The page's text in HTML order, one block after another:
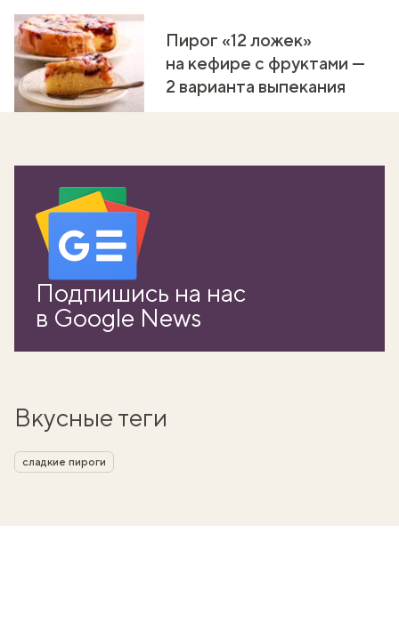
Пирог «12 ложек»
на кефире с фруктами —
2 варианта выпекания
Подпишись на нас
в Google News
Вкусные теги
сладкие пироги